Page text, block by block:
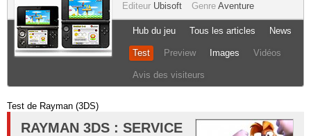
Editeur Ubisoft Genre Aventure
Hub du jeu Tous les articles News
Test Preview Images Vidéos
Avis des visiteurs
Test de Rayman (3DS)
RAYMAN 3DS : SERVICE